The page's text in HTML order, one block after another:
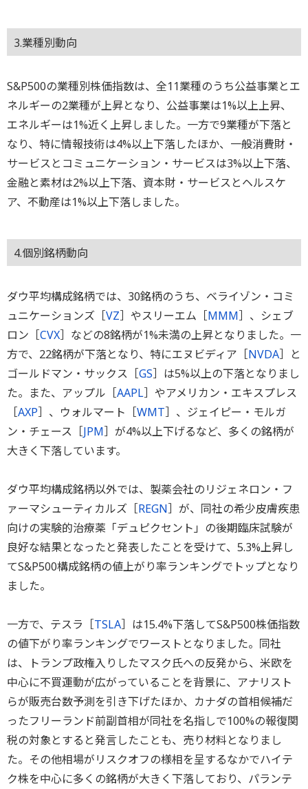
3.業種別動向
S&P500の業種別株価指数は、全11業種のうち公益事業とエ
ネルギーの2業種が上昇となり、公益事業は1%以上上昇、
エネルギーは1%近く上昇しました。一方で9業種が下落と
なり、特に情報技術は4%以上下落したほか、一般消費財・
サービスとコミュニケーション・サービスは3%以上下落、
金融と素材は2%以上下落、資本財・サービスとヘルスケ
ア、不動産は1%以上下落しました。
4.個別銘柄動向
ダウ平均構成銘柄では、30銘柄のうち、ベライゾン・コミ
ュニケーションズ［VZ］やスリーエム［MMM］、シェブ
ロン［CVX］などの8銘柄が1%未満の上昇となりました。一
方で、22銘柄が下落となり、特にエヌビディア［NVDA］と
ゴールドマン・サックス［GS］は5%以上の下落となりまし
た。また、アップル［AAPL］やアメリカン・エキスプレス
［AXP］、ウォルマート［WMT］、ジェイピー・モルガ
ン・チェース［JPM］が4%以上下げるなど、多くの銘柄が
大きく下落しています。
ダウ平均構成銘柄以外では、製薬会社のリジェネロン・フ
ァーマシューティカルズ［REGN］が、同社の希少皮膚疾患
向けの実験的治療薬「デュピクセント」の後期臨床試験が
良好な結果となったと発表したことを受けて、5.3%上昇し
てS&P500構成銘柄の値上がり率ランキングでトップとなり
ました。
一方で、テスラ［TSLA］は15.4%下落してS&P500株価指数
の値下がり率ランキングでワーストとなりました。同社
は、トランプ政権入りしたマスク氏への反発から、米欧を
中心に不買運動が広がっていることを背景に、アナリスト
らが販売台数予測を引き下げたほか、カナダの首相候補だ
ったフリーランド前副首相が同社を名指しで100%の報復関
税の対象とすると発言したことも、売り材料となりまし
た。その他相場がリスクオフの様相を呈するなかでハイテ
ク株を中心に多くの銘柄が大きく下落しており、パランテ